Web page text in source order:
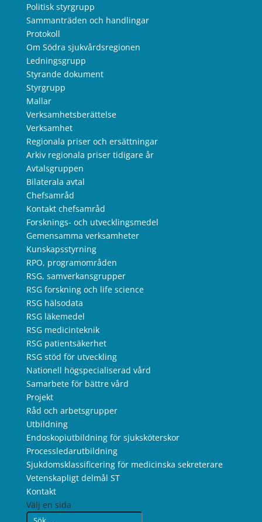
Politisk styrgrupp
Sammanträden och handlingar
Protokoll
Om Södra sjukvårdsregionen
Ledningsgrupp
Styrande dokument
Styrgrupp
Mallar
Verksamhetsberättelse
Verksamhet
Regionala priser och ersättningar
Arkiv regionala priser tidigare år
Avtalsgruppen
Bilaterala avtal
Chefsamråd
Kontakt chefsamråd
Forsknings- och utvecklingsmedel
Gemensamma verksamheter
Kunskapsstyrning
RPO, programområden
RSG, samverkansgrupper
RSG forskning och life science
RSG hälsodata
RSG läkemedel
RSG medicinteknik
RSG patientsäkerhet
RSG stöd för utveckling
Nationell högspecialiserad vård
Samarbete för bättre vård
Projekt
Råd och arbetsgrupper
Utbildning
Endoskopiutbildning för sjuksköterskor
Processledarutbildning
Sjukdomsklassificering för medicinska sekreterare
Vetenskapligt delmål ST
Kontakt
Välj en sida